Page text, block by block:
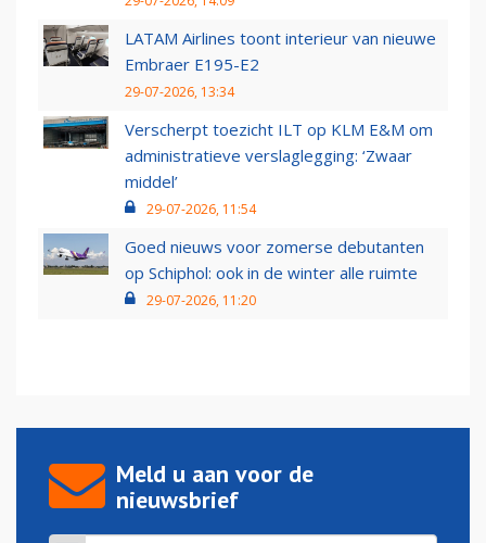
LATAM Airlines toont interieur van nieuwe
Embraer E195-E2
29-07-2026, 13:34
Verscherpt toezicht ILT op KLM E&M om
administratieve verslaglegging: ‘Zwaar
middel’
29-07-2026, 11:54
Goed nieuws voor zomerse debutanten
op Schiphol: ook in de winter alle ruimte
29-07-2026, 11:20
Meld u aan voor de
nieuwsbrief